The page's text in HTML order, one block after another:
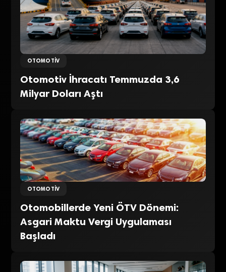
OTOMOTIV
Otomotiv İhracatı Temmuzda 3,6
Milyar Doları Aştı
OTOMOTIV
Otomobillerde Yeni ÖTV Dönemi:
Asgari Maktu Vergi Uygulaması
Başladı